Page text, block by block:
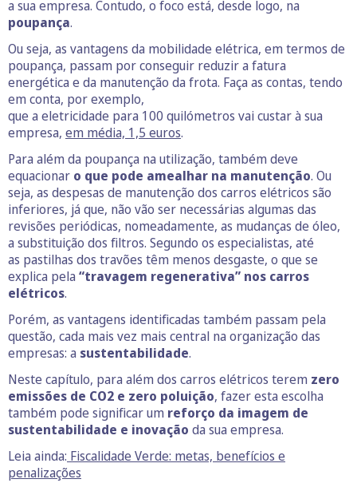
a sua empresa. Contudo, o foco está, desde logo, na
poupança.
Ou seja, as vantagens da mobilidade elétrica, em termos de
poupança, passam por conseguir reduzir a fatura
energética e da manutenção da frota. Faça as contas, tendo
em conta, por exemplo,
que a eletricidade para 100 quilómetros vai custar à sua
empresa, em média, 1,5 euros.
Para além da poupança na utilização, também deve
equacionar o que pode amealhar na manutenção. Ou
seja, as despesas de manutenção dos carros elétricos são
inferiores, já que, não vão ser necessárias algumas das
revisões periódicas, nomeadamente, as mudanças de óleo,
a substituição dos filtros. Segundo os especialistas, até
as pastilhas dos travões têm menos desgaste, o que se
explica pela “travagem regenerativa” nos carros
elétricos.
Porém, as vantagens identificadas também passam pela
questão, cada mais vez mais central na organização das
empresas: a sustentabilidade.
Neste capítulo, para além dos carros elétricos terem zero
emissões de CO2 e zero poluição, fazer esta escolha
também pode significar um reforço da imagem de
sustentabilidade e inovação da sua empresa.
Leia ainda: Fiscalidade Verde: metas, benefícios e
penalizações